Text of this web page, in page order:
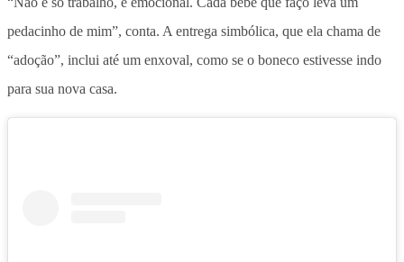
pedacinho de mim”, conta. A entrega simbólica, que ela chama de
“adoção”, inclui até um enxoval, como se o boneco estivesse indo
para sua nova casa.